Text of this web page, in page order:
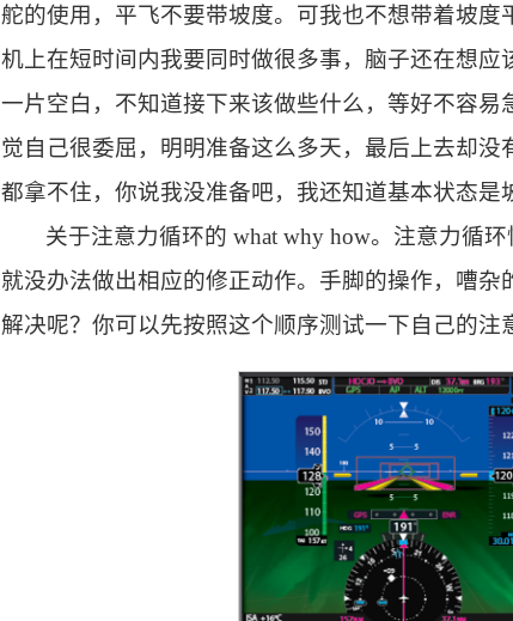
舵的使用，平飞不要带坡度。可我也不想带着坡
机上在短时间内我要同时做很多事，脑子还在想
一片空白，不知道接下来该做些什么，等好不容
觉自己很委屈，明明准备这么多天，最后上去却
都拿不住，你说我没准备吧，我还知道基本状态是
关于注意力循环的 what why how。注意力循
就没办法做出相应的修正动作。手脚的操作，嘈
解决呢？你可以先按照这个顺序测试一下自己的注